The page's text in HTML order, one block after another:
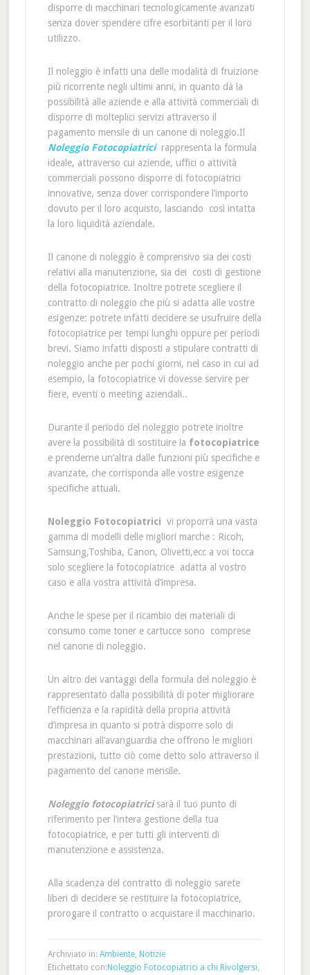
disporre di macchinari tecnologicamente avanzati
senza dover spendere cifre esorbitanti per il loro
utilizzo.
Il noleggio è infatti una delle modalità di fruizione
più ricorrente negli ultimi anni, in quanto dà la
possibilità alle aziende e alla attività commerciali di
disporre di molteplici servizi attraverso il
pagamento mensile di un canone di noleggio.Il
Noleggio Fotocopiatrici rappresenta la formula
ideale, attraverso cui aziende, uffici o attività
commerciali possono disporre di fotocopiatrici
innovative, senza dover corrispondere l’importo
dovuto per il loro acquisto, lasciando così intatta
la loro liquidità aziendale.
Il canone di noleggio è comprensivo sia dei costi
relativi alla manutenzione, sia dei costi di gestione
della fotocopiatrice. Inoltre potrete scegliere il
contratto di noleggio che più si adatta alle vostre
esigenze: potrete infatti decidere se usufruire della
fotocopiatrice per tempi lunghi oppure per periodi
brevi. Siamo infatti disposti a stipulare contratti di
noleggio anche per pochi giorni, nel caso in cui ad
esempio, la fotocopiatrice vi dovesse servire per
fiere, eventi o meeting aziendali..
Durante il periodo del noleggio potrete inoltre
avere la possibilità di sostituire la fotocopiatrice
e prenderne un’altra dalle funzioni più specifiche e
avanzate, che corrisponda alle vostre esigenze
specifiche attuali.
Noleggio Fotocopiatrici vi proporrà una vasta
gamma di modelli delle migliori marche : Ricoh,
Samsung,Toshiba, Canon, Olivetti,ecc a voi tocca
solo scegliere la fotocopiatrice adatta al vostro
caso e alla vostra attività d’impresa.
Anche le spese per il ricambio dei materiali di
consumo come toner e cartucce sono comprese
nel canone di noleggio.
Un altro dei vantaggi della formula del noleggio è
rappresentato dalla possibilità di poter migliorare
l’efficienza e la rapidità della propria attività
d’impresa in quanto si potrà disporre solo di
macchinari all’avanguardia che offrono le migliori
prestazioni, tutto ciò come detto solo attraverso il
pagamento del canone mensile.
Noleggio fotocopiatrici sarà il tuo punto di
riferimento per l’intera gestione della tua
fotocopiatrice, e per tutti gli interventi di
manutenzione e assistenza.
Alla scadenza del contratto di noleggio sarete
liberi di decidere se restituire la fotocopiatrice,
prorogare il contratto o acquistare il macchinario.
Archiviato in: Ambiente, Notizie
Etichettato con: Noleggio Fotocopiatrici a chi Rivolgersi,